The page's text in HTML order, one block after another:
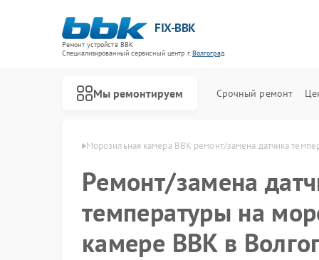
FIX-BBK
Ремонт устройств BBK
Специализированный cервисный центр г.Волгоград
Мы ремонтируем Срочный ремонт
Морозильная камера BBK ремонт/замена датчика
Ремонт/замена
температуры на
камере BBK в